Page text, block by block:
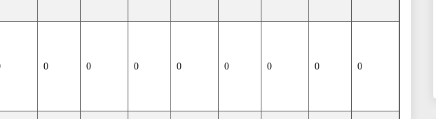
0 0 0 0 0 0 0 0